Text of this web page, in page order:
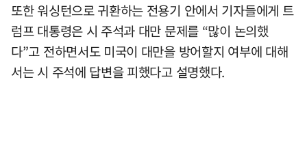
또한 워싱턴으로 귀환하는 전용기 안에서 기자들에게 트
럼프 대통령은 시 주석과 대만 문제를 “많이 논의했
다”고 전하면서도 미국이 대만을 방어할지 여부에 대해
서는 시 주석에 답변을 피했다고 설명했다.